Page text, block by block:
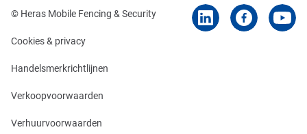
© Heras Mobile Fencing & Security
Cookies & privacy
Handelsmerkrichtlijnen
Verkoopvoorwaarden
Verhuurvoorwaarden